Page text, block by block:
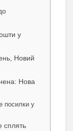
у
Новий
Нова
посилки у
сплять